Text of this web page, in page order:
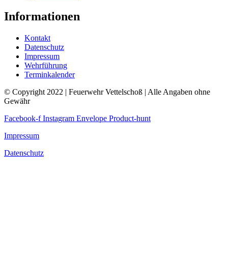
Informationen
Kontakt
Datenschutz
Impressum
Wehrführung
Terminkalender
© Copyright 2022 | Feuerwehr Vettelschoß | Alle Angaben ohne
Gewähr
Facebook-f Instagram Envelope Product-hunt
Impressum
Datenschutz